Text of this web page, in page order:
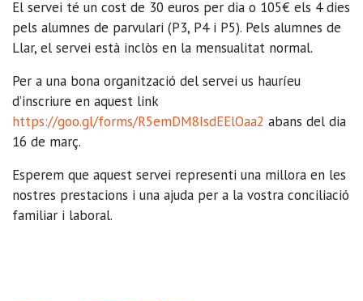
El servei té un cost de 30 euros per dia o 105€ els 4 dies
pels alumnes de parvulari (P3, P4 i P5). Pels alumnes de
Llar, el servei està inclòs en la mensualitat normal.
Per a una bona organització del servei us hauríeu
d’inscriure en aquest link
https://goo.gl/forms/R5emDM8IsdEElOaa2 abans del dia
16 de març.
Esperem que aquest servei representi una millora en les
nostres prestacions i una ajuda per a la vostra conciliació
familiar i laboral.